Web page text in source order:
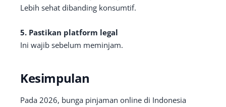
Lebih sehat dibanding konsumtif.
5. Pastikan platform legal
Ini wajib sebelum meminjam.
Kesimpulan
Pada 2026, bunga pinjaman online di Indonesia